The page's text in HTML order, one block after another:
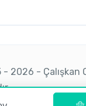
2026 - Çalışkan